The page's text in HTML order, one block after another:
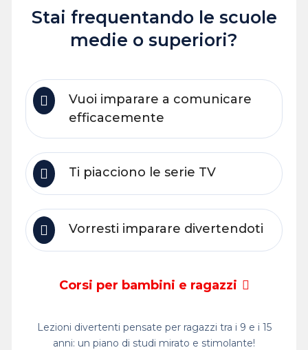
Stai frequentando le scuole
medie o superiori?
Vuoi imparare a comunicare
efficacemente
Ti piacciono le serie TV
Vorresti imparare divertendoti
Corsi per bambini e ragazzi
Lezioni divertenti pensate per ragazzi tra i 9 e i 15
anni: un piano di studi mirato e stimolante!